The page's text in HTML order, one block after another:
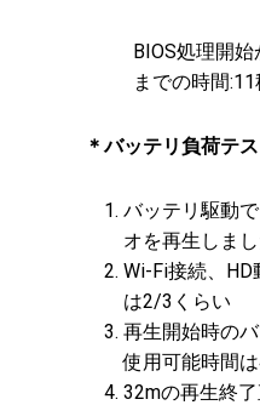
BIOS処理開
までの時間:11
＊バッテリ負荷テス
バッテリ駆動
オを再生しま
Wi-Fi接続、HD
は2/3くらい
再生開始時の
使用可能時間
32mの再生終